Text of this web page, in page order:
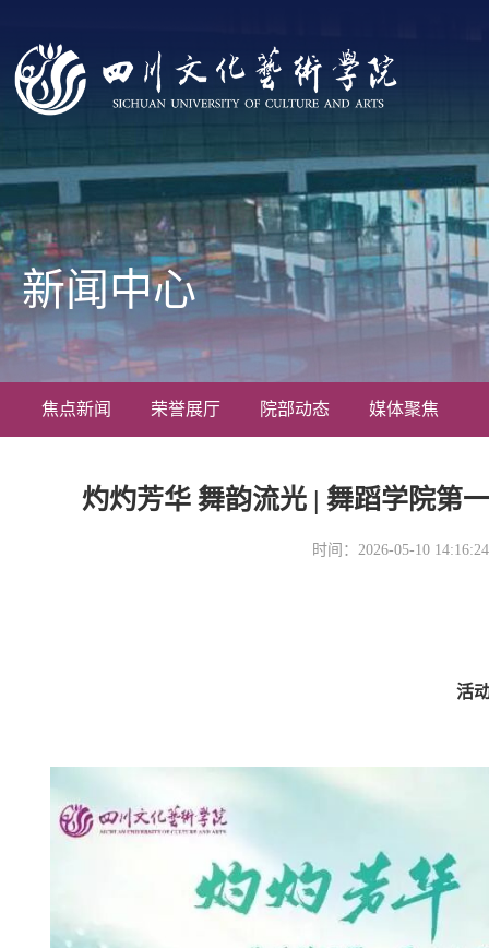
焦点新闻 荣誉展厅 院部动态 媒体聚焦
新闻中心
灼灼芳华 舞韵流光 | 舞蹈学院第
时间：2026-05-10
活